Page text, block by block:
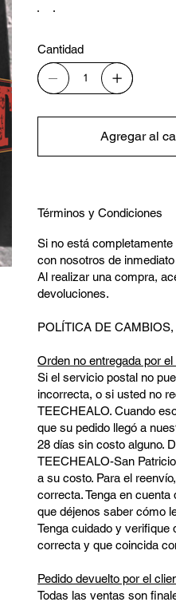
Cantidad
Agregar al
Términos y Condiciones
Si no está
con nosotros de
Al realizar una compra,
devoluciones.
POLÍTICA DE
Orden no entregada por
Si el servicio postal no
incorrecta, o si usted no
TEECHEALO. Cuando
que su pedido llegó a
28 días sin costo alguno.
TEECHEALO-San
a su costo. Para el
correcta. Tenga en
que déjenos saber cómo
Tenga cuidado y verifique
correcta y que coincida
Pedido devuelto por el
Todas las ventas son